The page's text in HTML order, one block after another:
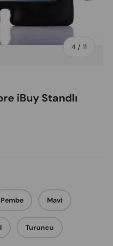
4 / of
11
iBuy Standlı
Pembe Mavi
Turuncu